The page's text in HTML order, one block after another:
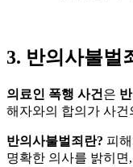
3. 반의사불벌
의료인 폭행 사건 은
해자와의 합의가 사
반의사불벌죄란? 피
명확한 의사를 밝히면 ,